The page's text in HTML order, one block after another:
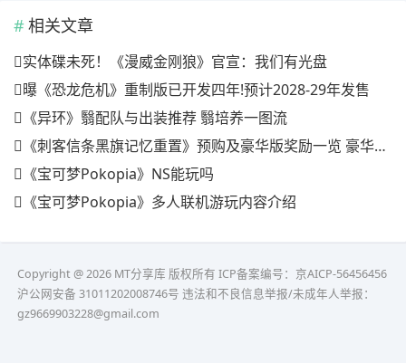
相关文章
实体碟未死！《漫威金刚狼》官宣：我们有光盘
曝《恐龙危机》重制版已开发四年!预计2028-29年发售
《异环》翳配队与出装推荐 翳培养一图流
《刺客信条黑旗记忆重置》预购及豪华版奖励一览 豪华版有什么
《宝可梦Pokopia》NS能玩吗
《宝可梦Pokopia》多人联机游玩内容介绍
Copyright @ 2026 MT分享库 版权所有 ICP备案编号：京AICP-56456456
沪公网安备 31011202008746号 违法和不良信息举报/未成年人举报：
gz9669903228@gmail.com